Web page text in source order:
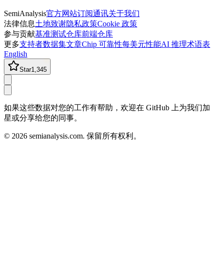
SemiAnalysis官方网站订阅通讯关于我们
法律信息土地致谢隐私政策Cookie 政策
参与贡献基准测试仓库前端仓库
更多支持者数据集文章Chip 可靠性每美元性能AI 推理术语表
English
Star1,345
如果这些数据对您的工作有帮助，欢迎在 GitHub 上为我们加
星或分享给您的同事。
© 2026 semianalysis.com. 保留所有权利。